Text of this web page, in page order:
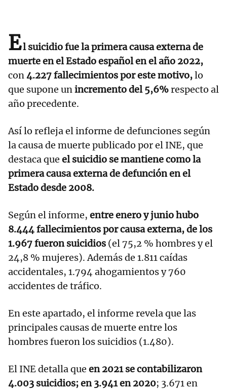
El suicidio fue la primera causa externa de
muerte en el Estado español en el año 2022,
con4.227 fallecimientos por este motivo,lo
que supone unincremento del 5,6%respecto al
año precedente.
Así lo refleja el informe de defunciones según
la causa de muerte publicado por el INE, que
destaca que el suicidio se mantiene como la
primera causa externa de defunción en el
Estado desde 2008.
Según el informe, entre enero y junio hubo
8.444 fallecimientos por causa externa, de los
1.967 fueron suicidios (el 75,2 % hombres y el
24,8 % mujeres). Además de 1.811 caídas
accidentales, 1.794 ahogamientos y 760
accidentes de tráfico.
En este apartado, el informe revela que las
principales causas de muerte entre los
hombres fueron los suicidios (1.480).
El INE detalla que en 2021 se contabilizaron
4.003 suicidios; en 3.941 en 2020; 3.671 en